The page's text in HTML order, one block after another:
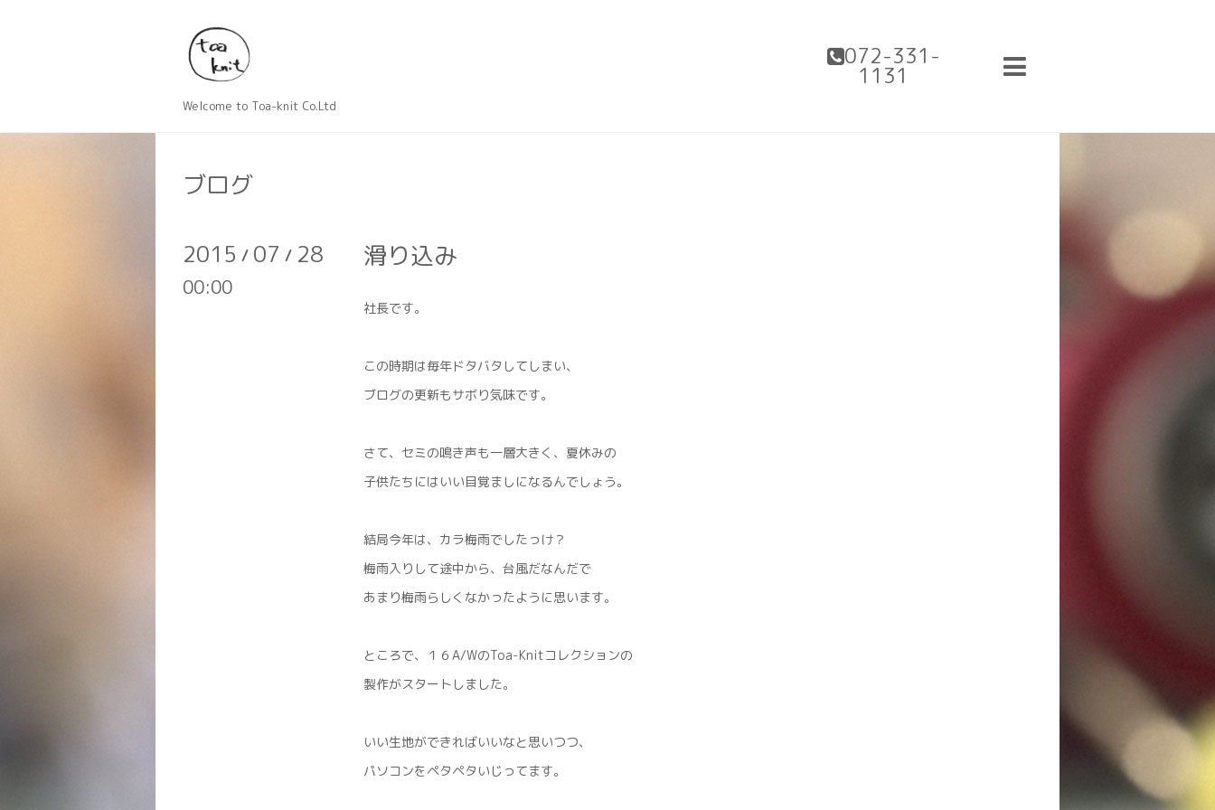
072-331-
1131
Welcome to Toa-knit Co.Ltd
ブログ
2015 / 07 / 28
00:00
滑り込み
社長です。
この時期は毎年ドタバタしてしまい、
ブログの更新もサボり気味です。
さて、セミの鳴き声も一層大きく、夏休みの
子供たちにはいい目覚ましになるんでしょう。
結局今年は、カラ梅雨でしたっけ？
梅雨入りして途中から、台風だなんだで
あまり梅雨らしくなかったように思います。
ところで、１６A/WのToa-Knitコレクションの
製作がスタートしました。
いい生地ができればいいなと思いつつ、
パソコンをペタペタいじってます。